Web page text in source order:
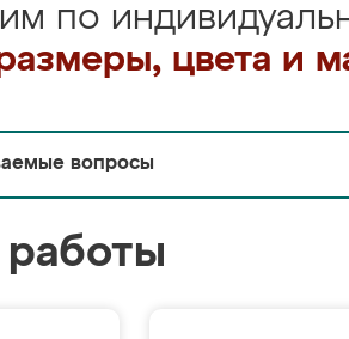
по
цвета и
вопросы